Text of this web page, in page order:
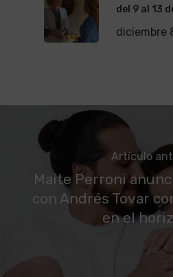
del 9 al 13
diciembre
Artículo
Maite Perroni
con Andrés Tovar
en el